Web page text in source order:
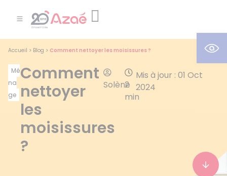
Accueil > Blog > Comment nettoyer les moisissures ?
Mé
na
ge
Comment
nettoyer
les
moisissures
?
Solène
2
min
Mis à jour : 01 Oct
2024